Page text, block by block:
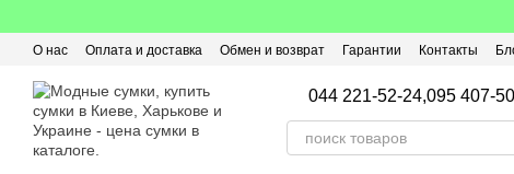
О нас Оплата и доставка Обмен и возврат Гарантии Контакты
044 221-52-24,095 407-